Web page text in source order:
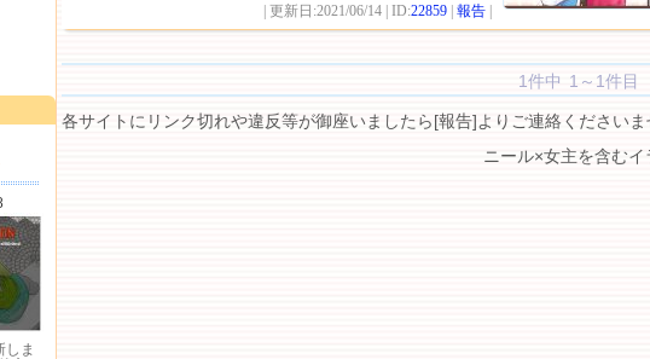
| 更新日:2021/06/14 | ID:22859 報告
1件中 1～1件目
各サイトにリンク切れや違反等が御座いましたら[報告]よりご連絡くださいま
ニール×女主を含む